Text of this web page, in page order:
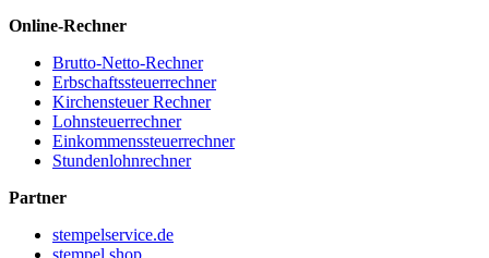
Online-Rechner
Brutto-Netto-Rechner
Erbschaftssteuerrechner
Kirchensteuer Rechner
Lohnsteuerrechner
Einkommenssteuerrechner
Stundenlohnrechner
Partner
stempelservice.de